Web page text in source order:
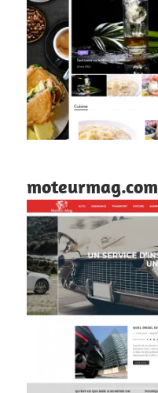
moteurmag.com